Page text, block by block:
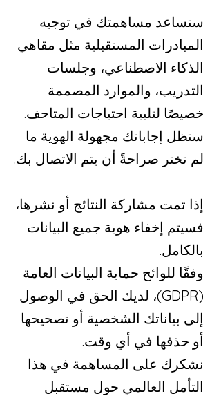
ستساعد مساهمتك في توجيه
المبادرات المستقبلية مثل مقاهي
الذكاء الاصطناعي، وجلسات
التدريب، والموارد المصممة
خصيصًا لتلبية احتياجات المتاحف.
ستظل إجاباتك مجهولة الهوية ما
لم تختر صراحةً أن يتم الاتصال بك.
إذا تمت مشاركة النتائج أو نشرها،
فسيتم إخفاء هوية جميع البيانات
بالكامل.
وفقًا للوائح حماية البيانات العامة
(GDPR)، لديك الحق في الوصول
إلى بياناتك الشخصية أو تصحيحها
أو حذفها في أي وقت.
نشكرك على المساهمة في هذا
التأمل العالمي حول مستقبل